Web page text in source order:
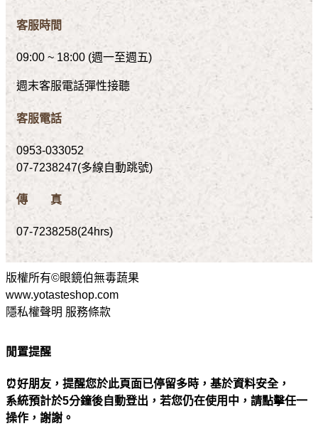
客服時間
09:00 ~ 18:00 (週一至週五)
週末客服電話彈性接聽
客服電話
0953-033052
07-7238247(多線自動跳號)
傳 真
07-7238258(24hrs)
版權所有©眼鏡伯無毒蔬果
www.yotasteshop.com
隱私權聲明 服務條款
閒置提醒
⏰好朋友，提醒您於此頁面已停留多時，基於資料安全，
系統預計於5分鐘後自動登出，若您仍在使用中，請點擊任一
操作，謝謝。